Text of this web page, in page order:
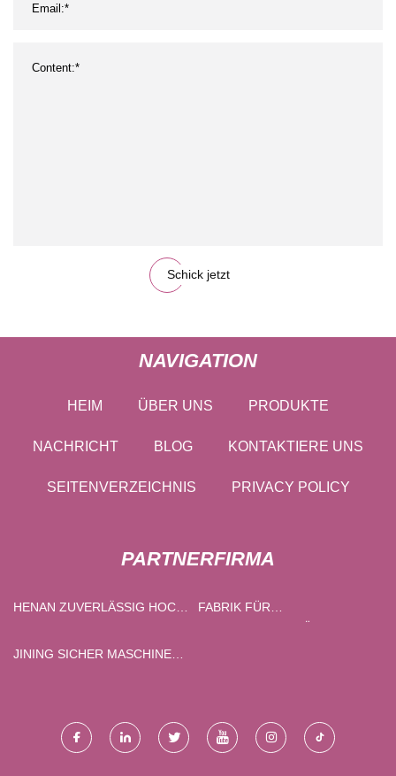
Schick jetzt
NAVIGATION
HEIM ÜBER UNS PRODUKTE
NACHRICHT BLOG KONTAKTIERE UNS
SEITENVERZEICHNIS PRIVACY POLICY
PARTNERFIRMA
HENAN ZUVERLÄSSIG HOCH
LEGIERUNG CO., GMBH
FABRIK FÜR
JINING SICHER MASCHINEN